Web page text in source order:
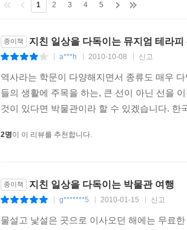
1 2 3 4 5
종이책 지친 일상을 다독이는 뮤지엄 테라
a***h 2010-10-08 신고
역사라는 학문이 다양해지면서 종류도 매우
들의 생활에 주목을 하는, 큰 선이 아닌 선을
것이 있다면 박물관이라 할 수 있겠습니다.
2명이 이 리뷰를 추천합니다.
종이책 지친 일상을 다독이는 박물관 여행
g*******5 2010-01-15 신고
물설고 낯설은 곳으로 이사오던 해에는 무료